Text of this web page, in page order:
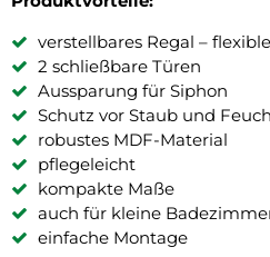
verstellbares Regal –
2 schließbare Türen
Aussparung für Siphon
Schutz vor Staub und
robustes MDF-Material
pflegeleicht
kompakte Maße
auch für kleine
einfache Montage